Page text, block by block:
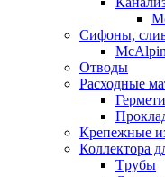
Сифоны,
Отводы
Расходные
Крепежные
Коллектора
Tрубы